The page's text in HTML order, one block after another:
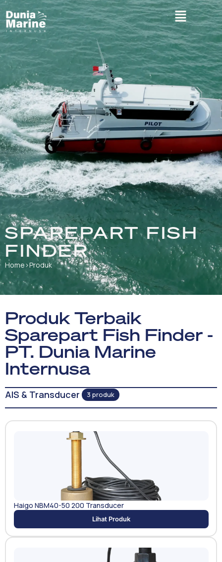
SPAREPART FISH
FINDER
Home ›Produk
Produk Terbaik
Sparepart Fish Finder -
PT. Dunia Marine
Internusa
AIS & Transducer 3 produk
Haigo NBM40-50 200 Transducer
Lihat Produk